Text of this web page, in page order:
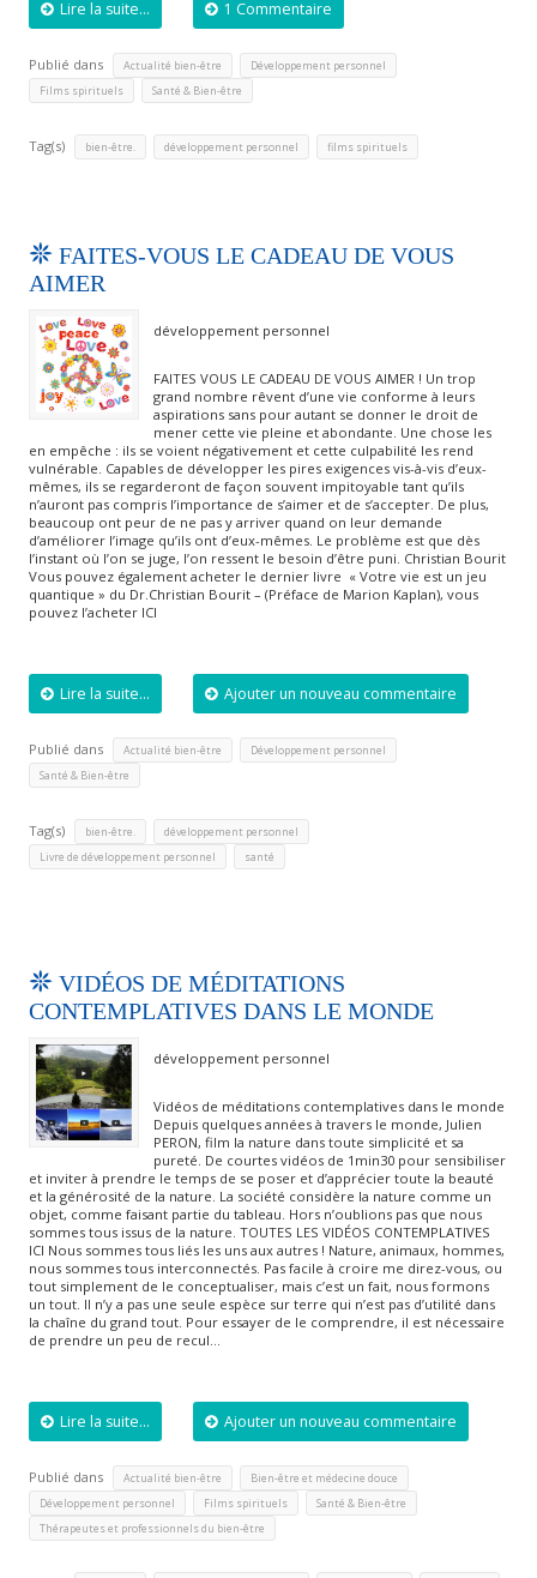
Lire la suite... 1 Commentaire
Publié dans Actualité bien-être Développement personnel
Films spirituels Santé & Bien-être
Tag(s) bien-être. développement personnel films spirituels
FAITES-VOUS LE CADEAU DE VOUS
AIMER
développement personnel
FAITES VOUS LE CADEAU DE VOUS AIMER ! Un trop
grand nombre rêvent d’une vie conforme à leurs
aspirations sans pour autant se donner le droit de
mener cette vie pleine et abondante. Une chose les
en empêche : ils se voient négativement et cette culpabilité les rend
vulnérable. Capables de développer les pires exigences vis-à-vis d’eux-
mêmes, ils se regarderont de façon souvent impitoyable tant qu’ils
n’auront pas compris l’importance de s’aimer et de s’accepter. De plus,
beaucoup ont peur de ne pas y arriver quand on leur demande
d’améliorer l’image qu’ils ont d’eux-mêmes. Le problème est que dès
l’instant où l’on se juge, l’on ressent le besoin d’être puni. Christian Bourit
Vous pouvez également acheter le dernier livre « Votre vie est un jeu
quantique » du Dr.Christian Bourit – (Préface de Marion Kaplan), vous
pouvez l’acheter ICI
Lire la suite... Ajouter un nouveau commentaire
Publié dans Actualité bien-être Développement personnel
Santé & Bien-être
Tag(s) bien-être. développement personnel
Livre de développement personnel santé
VIDÉOS DE MÉDITATIONS
CONTEMPLATIVES DANS LE MONDE
développement personnel
Vidéos de méditations contemplatives dans le monde
Depuis quelques années à travers le monde, Julien
PERON, film la nature dans toute simplicité et sa
pureté. De courtes vidéos de 1min30 pour sensibiliser
et inviter à prendre le temps de se poser et d’apprécier toute la beauté
et la générosité de la nature. La société considère la nature comme un
objet, comme faisant partie du tableau. Hors n’oublions pas que nous
sommes tous issus de la nature. TOUTES LES VIDÉOS CONTEMPLATIVES
ICI Nous sommes tous liés les uns aux autres ! Nature, animaux, hommes,
nous sommes tous interconnectés. Pas facile à croire me direz-vous, ou
tout simplement de le conceptualiser, mais c’est un fait, nous formons
un tout. Il n’y a pas une seule espèce sur terre qui n’est pas d’utilité dans
la chaîne du grand tout. Pour essayer de le comprendre, il est nécessaire
de prendre un peu de recul…
Lire la suite... Ajouter un nouveau commentaire
Publié dans Actualité bien-être Bien-être et médecine douce
Développement personnel Films spirituels Santé & Bien-être
Thérapeutes et professionnels du bien-être